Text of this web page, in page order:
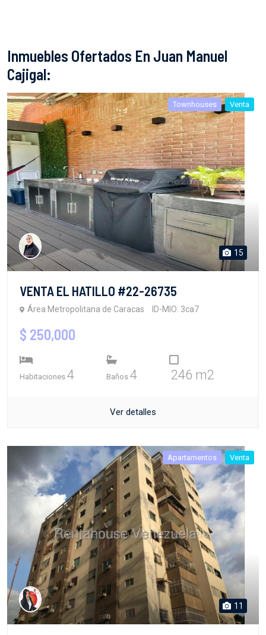
Inmuebles Ofertados En Juan Manuel
Cajigal:
Townhouses Venta
15
VENTA EL HATILLO #22-26735
Área Metropolitana de Caracas ID-MIO: 3ca7
$ 250,000
Habitaciones 4 Baños 4 246 m2
Ver detalles
Apartamentos Venta
11